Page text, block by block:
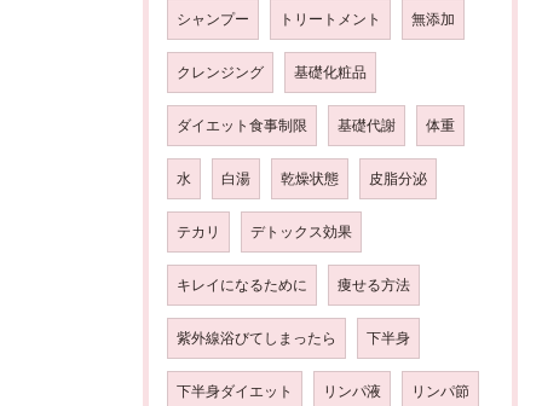
シャンプー トリートメント 無添加
クレンジング 基礎化粧品
ダイエット食事制限 基礎代謝 体重
水 白湯 乾燥状態 皮脂分泌
テカリ デトックス効果
キレイになるために 痩せる方法
紫外線浴びてしまったら 下半身
下半身ダイエット リンパ液 リンパ節